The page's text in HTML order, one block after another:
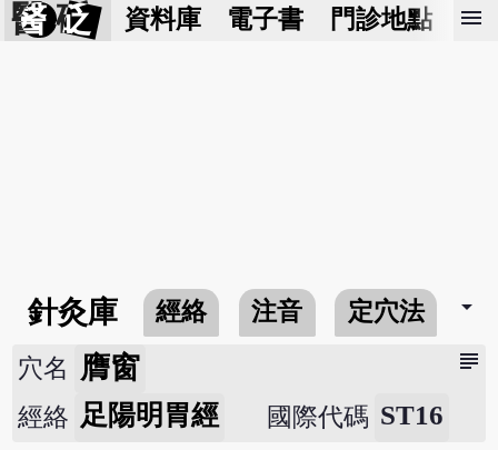
醫 砭 資料庫 電子書 門診地點 預
menu
針灸庫 經絡 注音 定穴法 arrow_drop_down
subject
穴名 膺窗
經絡 足陽明胃經 國際代碼 ST16